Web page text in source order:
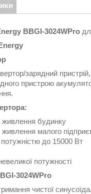
BBGI-3024WPro
зарядний
пристрою
живлення будинку
малого
потужністю до 15000 Вт
потужності
3024WPro
чистої